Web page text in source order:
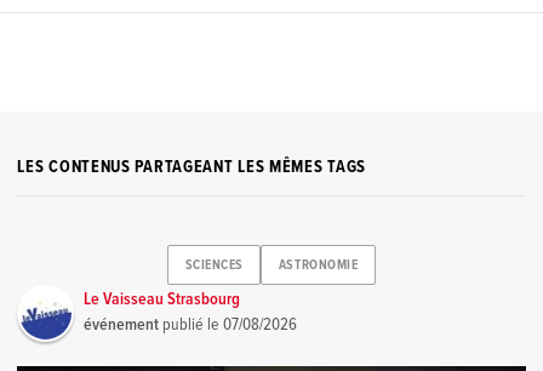
LES CONTENUS PARTAGEANT LES MÊMES TAGS
SCIENCES ASTRONOMIE
Le Vaisseau Strasbourg
événement publié le07/08/2026